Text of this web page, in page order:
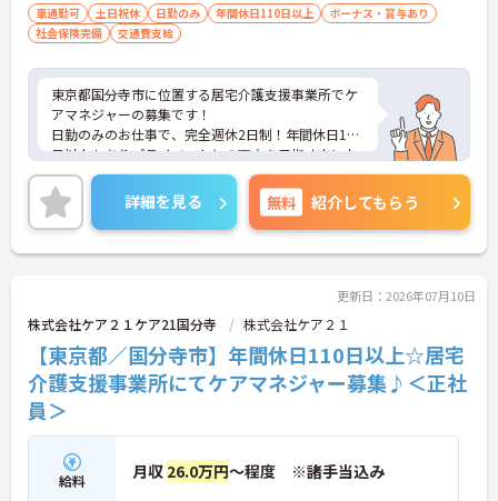
車通勤可 土日祝休 日勤のみ 年間休日110日以上
ボーナス・賞与あり
社会保険完備
交通費支給
東京都国分寺市に位置する居宅介護支援事業所でケ
アマネジャーの募集です！
日勤のみのお仕事で、完全週休2日制！年間休日110
日以上もありプライベートとの両立を目指す方にお
すすめの環境です◎マイカーでの通勤もOK！昇給や
賞与制度があり、頑張りが評価されてしっかりと還
元されます。資格取得支援制度もあるため働きなが
ら取得可能でご自身のスキルアップもできます！
こちらの求人にご興味がございましたら面接のポイ
詳細を見る 無料 紹介してもらう
更新日：2026年07月10日
株式会社ケア２１ケア21国分寺 株式会社ケア２１
【東京都／国分寺市】年間休日110日以上☆居宅
介護支援事業所にてケアマネジャー募集♪＜正社
員＞
給料 月収 26.0万円～程度 ※諸手当込み